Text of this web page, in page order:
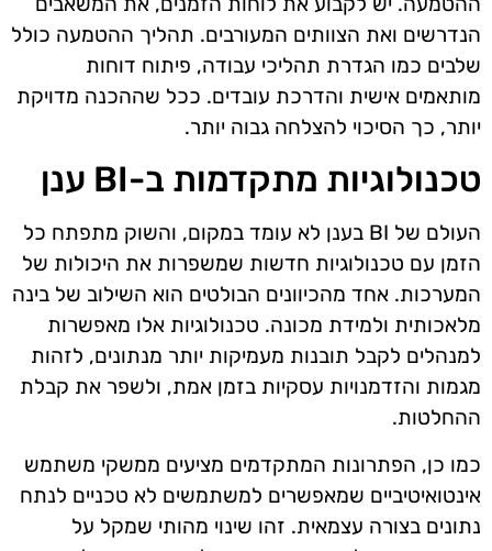
הנדרשים ואת הצוותים המעורבים. תהליך ההטמעה כולל
שלבים כמו הגדרת תהליכי עבודה, פיתוח דוחות
מותאמים אישית והדרכת עובדים. ככל שההכנה מדויקת
יותר, כך הסיכוי להצלחה גבוה יותר.
טכנולוגיות מתקדמות ב-BI ענן
העולם של BI בענן לא עומד במקום, והשוק מתפתח כל
הזמן עם טכנולוגיות חדשות שמשפרות את היכולות של
המערכות. אחד מהכיוונים הבולטים הוא השילוב של בינה
מלאכותית ולמידת מכונה. טכנולוגיות אלו מאפשרות
למנהלים לקבל תובנות מעמיקות יותר מנתונים, לזהות
מגמות והזדמנויות עסקיות בזמן אמת, ולשפר את קבלת
ההחלטות.
כמו כן, הפתרונות המתקדמים מציעים ממשקי משתמש
אינטואיטיביים שמאפשרים למשתמשים לא טכניים לנתח
נתונים בצורה עצמאית. זהו שינוי מהותי שמקל על